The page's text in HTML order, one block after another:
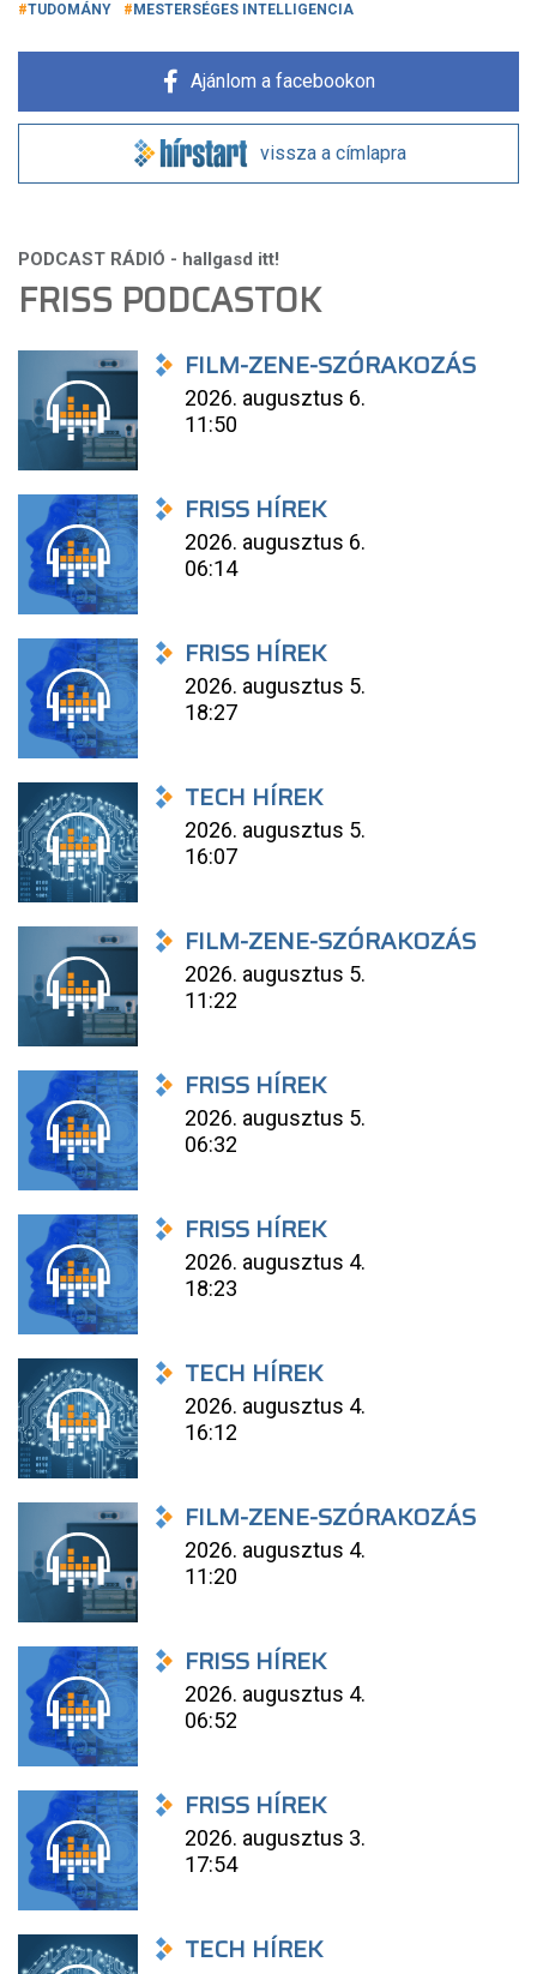
TUDOMÁNY MESTERSÉGES INTELLIGENCIA
Ajánlom a facebookon
vissza a címlapra
FRISS PODCASTOK
FILM-ZENE-SZÓRAKOZÁS
2026. augusztus 6.
11:50
FRISS HÍREK
2026. augusztus 6.
06:14
FRISS HÍREK
2026. augusztus 5.
18:27
TECH HÍREK
2026. augusztus 5.
16:07
FILM-ZENE-SZÓRAKOZÁS
2026. augusztus 5.
11:22
FRISS HÍREK
2026. augusztus 5.
06:32
FRISS HÍREK
2026. augusztus 4.
18:23
TECH HÍREK
2026. augusztus 4.
16:12
FILM-ZENE-SZÓRAKOZÁS
2026. augusztus 4.
11:20
FRISS HÍREK
2026. augusztus 4.
06:52
FRISS HÍREK
2026. augusztus 3.
17:54
TECH HÍREK